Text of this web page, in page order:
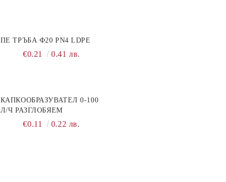
ПЕ ТРЪБА Ф20 PN4 LDPE
€0.21 0.41 лв.
КАПКООБРАЗУВАТЕЛ 0-100
Л/Ч РАЗГЛОБЯЕМ
€0.11 0.22 лв.